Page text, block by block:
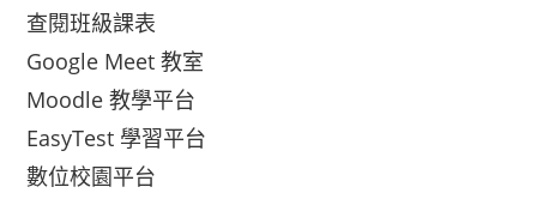
查閱班級課表
Google Meet 教室
Moodle 教學平台
EasyTest 學習平台
數位校園平台